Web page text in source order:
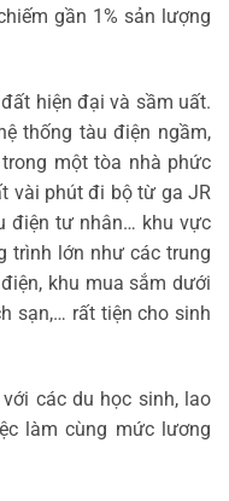
gần 1% sản lượng
hiện đại và sầm uất.
thống tàu điện ngầm,
một tòa nhà phức
vài phút đi bộ từ ga JR
điện tư nhân… khu vực
trình lớn như các trung
khu mua sắm dưới
sạn,… rất tiện cho sinh
các du học sinh, lao
làm cùng mức lương